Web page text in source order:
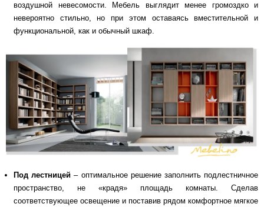
воздушной невесомости. Мебель выглядит менее громоздко и
невероятно стильно, но при этом оставаясь вместительной и
функциональной, как и обычный шкаф.
Под лестницей – оптимальное решение заполнить подлестничное
пространство, не «крадя» площадь комнаты. Сделав
соответствующее освещение и поставив рядом комфортное мягкое